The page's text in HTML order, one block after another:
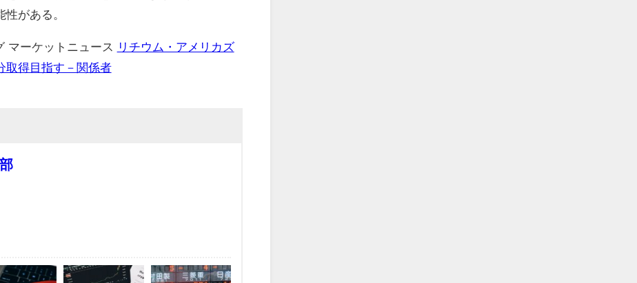
がある。
マーケットニュース リチウム・アメリカズ
取得目指す－関係者